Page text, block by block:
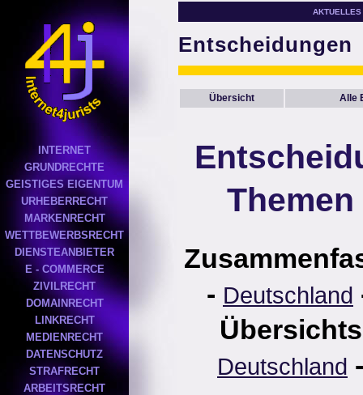
INTERNET
GRUNDRECHTE
GEISTIGES EIGENTUM
URHEBERRECHT
MARKENRECHT
WETTBEWERBSRECHT
DIENSTEANBIETER
E - COMMERCE
ZIVILRECHT
DOMAINRECHT
LINKRECHT
MEDIENRECHT
DATENSCHUTZ
STRAFRECHT
ARBEITSRECHT
AKTUELLES
Entscheidungen
Übersicht Alle
- Deutschland
Deutschland